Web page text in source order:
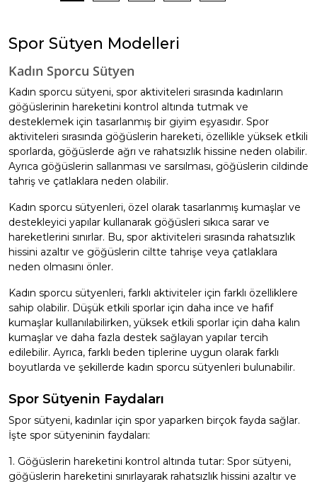
Spor Sütyen Modelleri
Kadın Sporcu Sütyen
Kadın sporcu sütyeni, spor aktiviteleri sırasında kadınların
göğüslerinin hareketini kontrol altında tutmak ve
desteklemek için tasarlanmış bir giyim eşyasıdır. Spor
aktiviteleri sırasında göğüslerin hareketi, özellikle yüksek etkili
sporlarda, göğüslerde ağrı ve rahatsızlık hissine neden olabilir.
Ayrıca göğüslerin sallanması ve sarsılması, göğüslerin cildinde
tahriş ve çatlaklara neden olabilir.
Kadın sporcu sütyenleri, özel olarak tasarlanmış kumaşlar ve
destekleyici yapılar kullanarak göğüsleri sıkıca sarar ve
hareketlerini sınırlar. Bu, spor aktiviteleri sırasında rahatsızlık
hissini azaltır ve göğüslerin ciltte tahrişe veya çatlaklara
neden olmasını önler.
Kadın sporcu sütyenleri, farklı aktiviteler için farklı özelliklere
sahip olabilir. Düşük etkili sporlar için daha ince ve hafif
kumaşlar kullanılabilirken, yüksek etkili sporlar için daha kalın
kumaşlar ve daha fazla destek sağlayan yapılar tercih
edilebilir. Ayrıca, farklı beden tiplerine uygun olarak farklı
boyutlarda ve şekillerde kadın sporcu sütyenleri bulunabilir.
Spor Sütyenin Faydaları
Spor sütyeni, kadınlar için spor yaparken birçok fayda sağlar.
İşte spor sütyeninin faydaları:
1. Göğüslerin hareketini kontrol altında tutar: Spor sütyeni,
göğüslerin hareketini sınırlayarak rahatsızlık hissini azaltır ve